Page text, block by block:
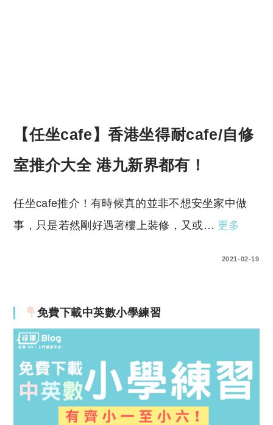
【任坐cafe】香港坐得耐cafe/自修
室推介大全 港九新界都有！
任坐cafe推介！有時候真的並非不想安坐家中做
事，只是若然剛好遇著樓上裝修，又或… 更多
2021-02-19
免費下載中英數小學練習